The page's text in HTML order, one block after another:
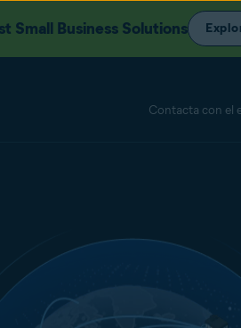
Small Business Solutions
Contacta con el